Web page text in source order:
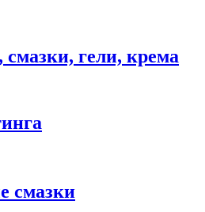
гели, крема
смазки